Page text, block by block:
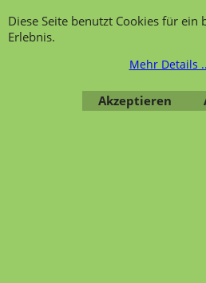
Übersicht Kategorien,
Diese Seite benutzt Cookies für ein
Erlebnis.
Mehr Details
Akzeptieren